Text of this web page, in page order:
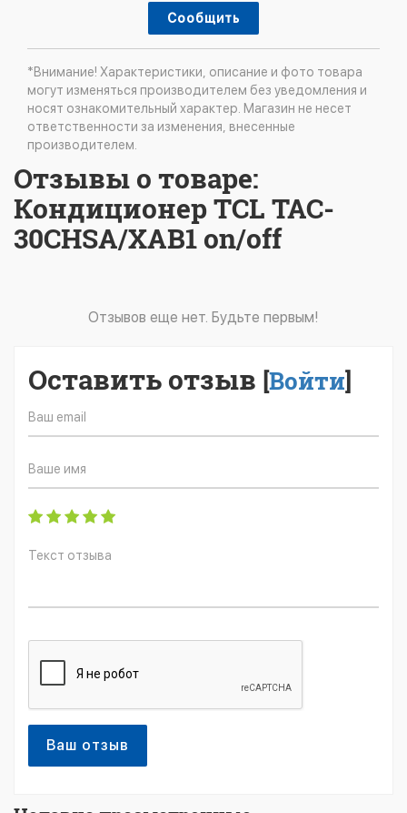
Сообщить
*Внимание! Характеристики, описание и фото товара
могут изменяться производителем без уведомления и
носят ознакомительный характер. Магазин не несет
ответственности за изменения, внесенные
производителем.
Отзывы о товаре:
Кондиционер TCL TAC-
30CHSA/XAB1 on/off
Отзывов еще нет. Будьте первым!
Оставить отзыв [Войти]
Ваш отзыв